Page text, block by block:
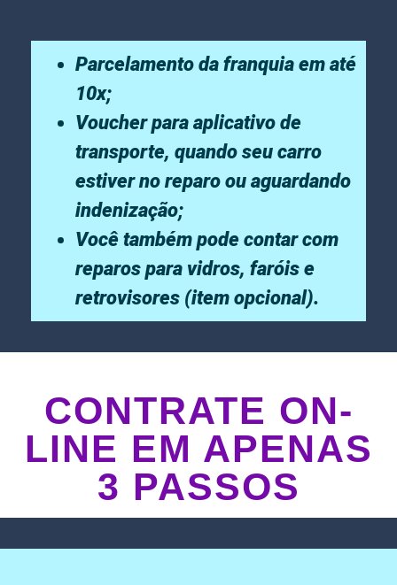
Parcelamento da franquia em até
10x;
Voucher para aplicativo de
transporte, quando seu carro
estiver no reparo ou aguardando
indenização;
Você também pode contar com
reparos para vidros, faróis e
retrovisores (item opcional).
CONTRATE ON-
LINE EM APENAS
3 PASSOS